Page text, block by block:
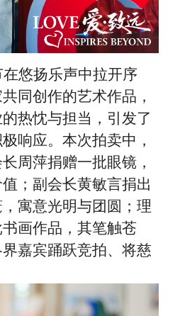
悠扬乐声中拉开序
同创作的艺术作品，
热忱与担当，引发了
响应。本次拍卖中，
周萍捐赠一批眼镜，
；副会长黄敏言捐出
寓意光明与团圆；理
画作品，其笔触苍
嘉宾踊跃竞拍、将慈